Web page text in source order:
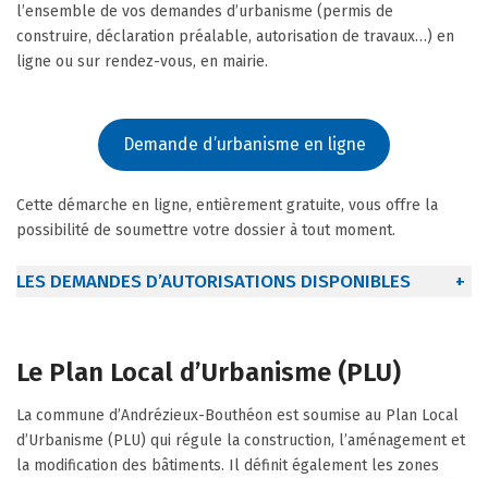
l’ensemble de vos demandes d’urbanisme (permis de
construire, déclaration préalable, autorisation de travaux…) en
ligne ou sur rendez-vous, en mairie.
Demande d’urbanisme en ligne
Cette démarche en ligne, entièrement gratuite, vous offre la
possibilité de soumettre votre dossier à tout moment.
LES DEMANDES D’AUTORISATIONS DISPONIBLES +
Le Plan Local d’Urbanisme (PLU)
La commune d’Andrézieux-Bouthéon est soumise au Plan Local
d’Urbanisme (PLU) qui régule la construction, l’aménagement et
la modification des bâtiments. Il définit également les zones